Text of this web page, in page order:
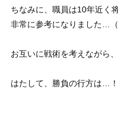
ちなみに、職員は10年近く
非常に参考になりました…（
お互いに戦術を考えながら
はたして、勝負の行方は…！